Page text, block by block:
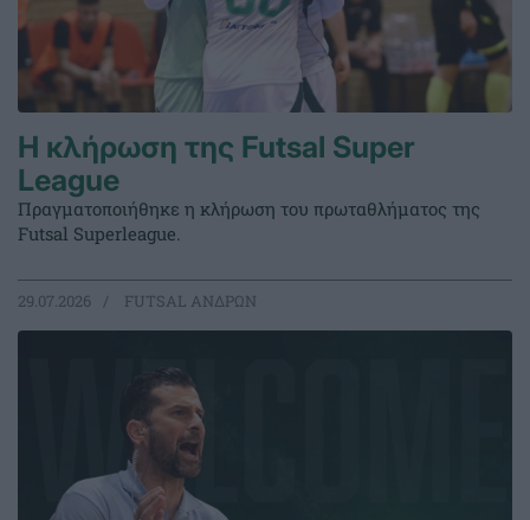
Η κλήρωση της Futsal Super
League
Πραγματοποιήθηκε η κλήρωση του πρωταθλήματος της
Futsal Superleague.
29.07.2026 FUTSAL ΑΝΔΡΩΝ